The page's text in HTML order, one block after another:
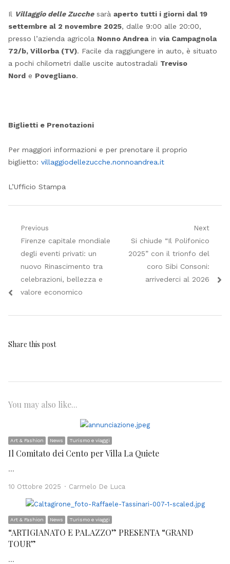
Il Villaggio delle Zucchesarà aperto tutti i giorni dal 19
settembre al 2 novembre 2025, dalle 9:00 alle 20:00,
presso l’azienda agricola Nonno Andreain via Campagnola
72/b, Villorba (TV). Facile da raggiungere in auto, è situato
a pochi chilometri dalle uscite autostradali Treviso
Norde Povegliano.
Biglietti e Prenotazioni
Per maggiori informazioni e per prenotare il proprio
biglietto: villaggiodellezucche.nonnoandrea.it
L’Ufficio Stampa
Navigazione
articoli
Previous
Previous
post:
Firenze capitale mondiale
degli eventi privati: un
nuovo Rinascimento tra
celebrazioni, bellezza e
valore economico
Next
Next
post:
Si chiude “Il Polifonico
2025” con il trionfo del
coro Sibi Consoni:
arrivederci al 2026
Share this post
You may also like...
Art & Fashion News Turismo e viaggi
Il Comitato dei Cento per Villa La Quiete
…
10 Ottobre 2025 Author
Carmelo De Luca
Art & Fashion News Turismo e viaggi
“ARTIGIANATO E PALAZZO” PRESENTA “GRAND
TOUR”
…